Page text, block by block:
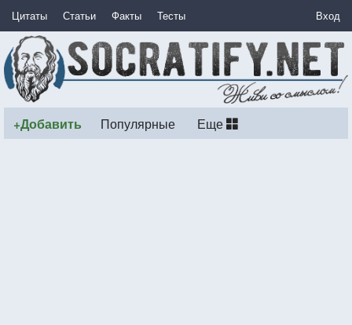
Цитаты Статьи Факты Тесты Вход
+Добавить Популярные Еще